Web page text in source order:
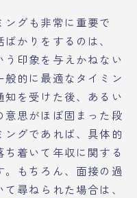
ングも非常に重要で
かりをするのは、
う印象を与えかねない
的に最適なタイミン
を受けた後、あるい
思がほぼ固まった段
グであれば、具体的
着いて年収に関する
もちろん、面接の過
尋ねられた場合は、